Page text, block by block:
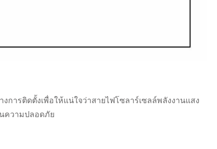
ารติดตั้งเพื่อให้แน่ใจว่าสายไฟโซลาร์เซลล์พลังงานแสง
ความปลอดภัย